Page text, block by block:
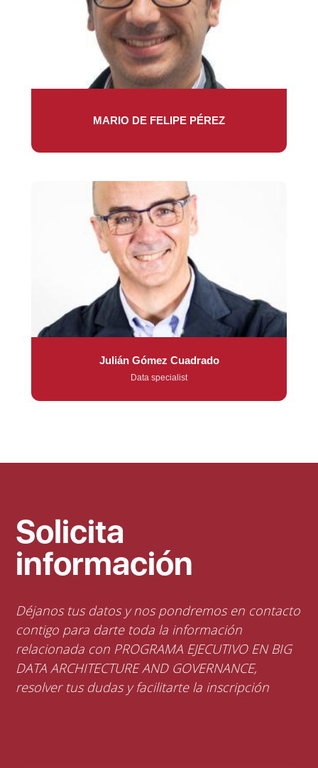
MARIO DE FELIPE PÉREZ
Julián Gómez Cuadrado
Data specialist
Solicita
información
Déjanos tus datos y nos pondremos en contacto
contigo para darte toda la información
relacionada con PROGRAMA EJECUTIVO EN BIG
DATA ARCHITECTURE AND GOVERNANCE,
resolver tus dudas y facilitarte la inscripción